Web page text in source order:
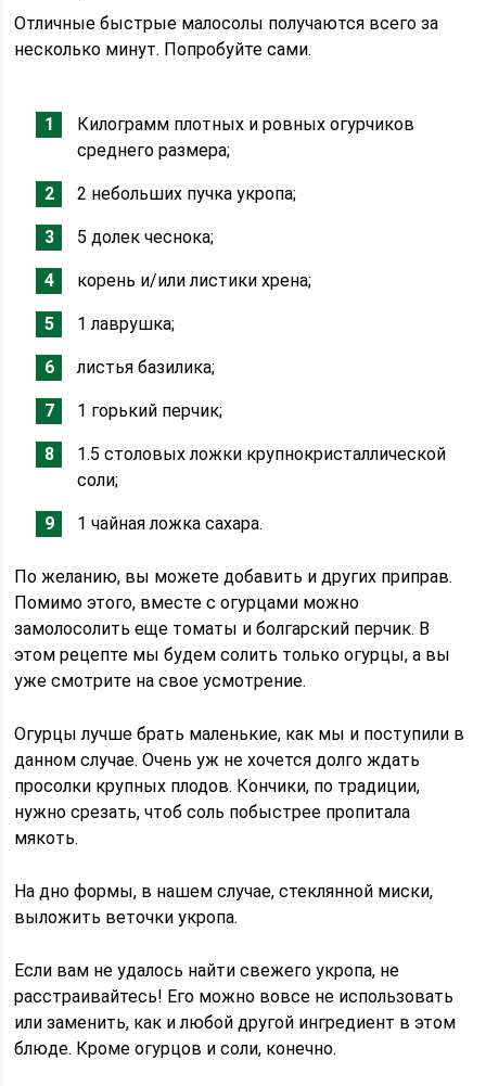
Отличные быстрые малосолы получаются всего за
несколько минут. Попробуйте сами.
Килограмм плотных и ровных огурчиков
среднего размера;
2 небольших пучка укропа;
5 долек чеснока;
корень и/или листики хрена;
1 лаврушка;
листья базилика;
1 горький перчик;
1.5 столовых ложки крупнокристаллической
соли;
1 чайная ложка сахара.
По желанию, вы можете добавить и других приправ.
Помимо этого, вместе с огурцами можно
замолосолить еще томаты и болгарский перчик. В
этом рецепте мы будем солить только огурцы, а вы
уже смотрите на свое усмотрение.
Огурцы лучше брать маленькие, как мы и поступили в
данном случае. Очень уж не хочется долго ждать
просолки крупных плодов. Кончики, по традиции,
нужно срезать, чтоб соль побыстрее пропитала
мякоть.
На дно формы, в нашем случае, стеклянной миски,
выложить веточки укропа.
Если вам не удалось найти свежего укропа, не
расстраивайтесь! Его можно вовсе не использовать
или заменить, как и любой другой ингредиент в этом
блюде. Кроме огурцов и соли, конечно.